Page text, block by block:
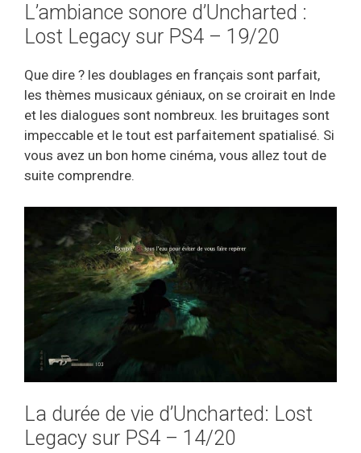
L’ambiance sonore d’Uncharted :
Lost Legacy sur PS4 – 19/20
Que dire ? les doublages en français sont parfait,
les thèmes musicaux géniaux, on se croirait en Inde
et les dialogues sont nombreux. les bruitages sont
impeccable et le tout est parfaitement spatialisé. Si
vous avez un bon home cinéma, vous allez tout de
suite comprendre.
La durée de vie d’Uncharted: Lost
Legacy sur PS4 – 14/20